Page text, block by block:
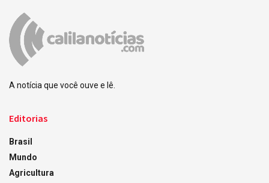
A notícia que você ouve e lê.
Editorias
Brasil
Mundo
Agricultura